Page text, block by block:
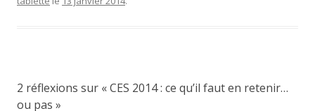
2 réflexions sur «CES 2014 : ce qu’il faut en retenir…
ou pas »